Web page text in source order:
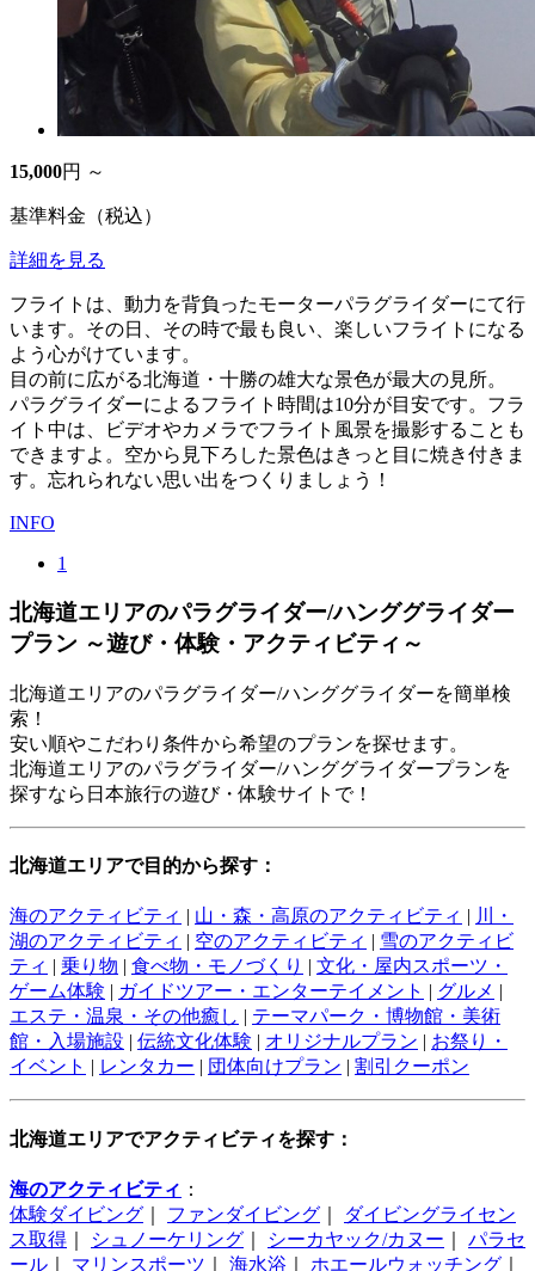
15,000円 ～
基準料金（税込）
詳細を見る
フライトは、動力を背負ったモーターパラグライダーにて行
います。その日、その時で最も良い、楽しいフライトになる
よう心がけています。
目の前に広がる北海道・十勝の雄大な景色が最大の見所。
パラグライダーによるフライト時間は10分が目安です。フラ
イト中は、ビデオやカメラでフライト風景を撮影することも
できますよ。空から見下ろした景色はきっと目に焼き付きま
す。忘れられない思い出をつくりましょう！
INFO
1
北海道エリアのパラグライダー/ハンググライダー
プラン ～遊び・体験・アクティビティ～
北海道エリアのパラグライダー/ハンググライダーを簡単検
索！
安い順やこだわり条件から希望のプランを探せます。
北海道エリアのパラグライダー/ハンググライダープランを
探すなら日本旅行の遊び・体験サイトで！
北海道エリアで目的から探す：
海のアクティビティ 山・森・高原のアクティビティ
川・
湖のアクティビティ
空のアクティビティ
雪のアクティビ
ティ
乗り物 食べ物・モノづくり
文化・屋内スポーツ・
ゲーム体験
ガイドツアー・エンターテイメント グルメ
エステ・温泉・その他癒し
テーマパーク・博物館・美術
館・入場施設
伝統文化体験 オリジナルプラン
お祭り・
イベント
レンタカー 団体向けプラン 割引クーポン
北海道エリアでアクティビティを探す：
海のアクティビティ ：
体験ダイビング
ファンダイビング
ダイビングライセン
ス取得
シュノーケリング シーカヤック/カヌー
パラセ
ール
マリンスポーツ 海水浴 ホエールウォッチング